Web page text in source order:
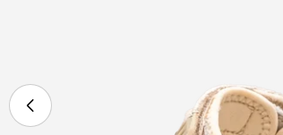
le média 0 en mode modal